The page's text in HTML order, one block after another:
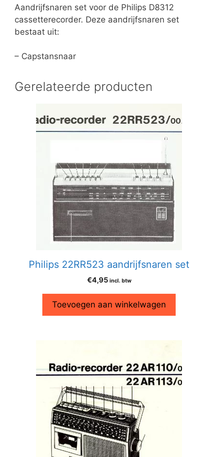
Aandrijfsnaren set voor de Philips D8312
cassetterecorder. Deze aandrijfsnaren set
bestaat uit:
– Capstansnaar
Gerelateerde producten
Philips 22RR523 aandrijfsnaren set
€4,95 incl. btw
Toevoegen aan winkelwagen